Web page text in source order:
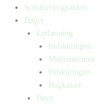
Sommerbogpakker
Bøger
Letlæsning
Indskolingen
Mellemtrinnet
Udskolingen
Bogkasser
Børn